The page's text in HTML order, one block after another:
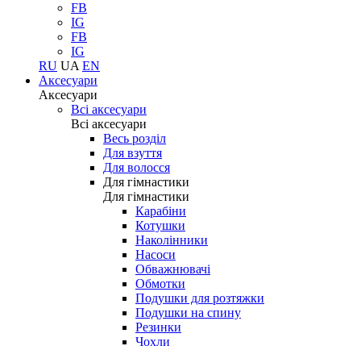
FB
IG
FB
IG
RU UA EN
Аксесуари
Аксесуари
Всі аксесуари
Всі аксесуари
Весь розділ
Для взуття
Для волосся
Для гімнастики
Для гімнастики
Карабіни
Котушки
Наколінники
Насоси
Обважнювачі
Обмотки
Подушки для розтяжки
Подушки на спину
Резинки
Чохли